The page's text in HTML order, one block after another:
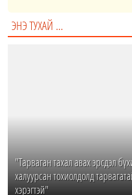
ЭНЭ ТУХАЙ ...
"Тарваган тахал авах эрсдэл
халуурсан тохиолдолд
хэрэгтэй"